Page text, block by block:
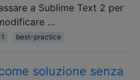
a Sublime Text 2 per
…
best-practice
soluzione senza